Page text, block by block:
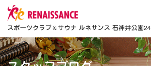
スポーツクラブ＆サウナ ルネサンス 石神井公園24